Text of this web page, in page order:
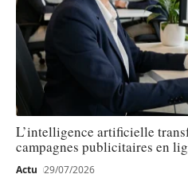
L’intelligence artificielle
campagnes publicitaires en
Actu 29/07/2026